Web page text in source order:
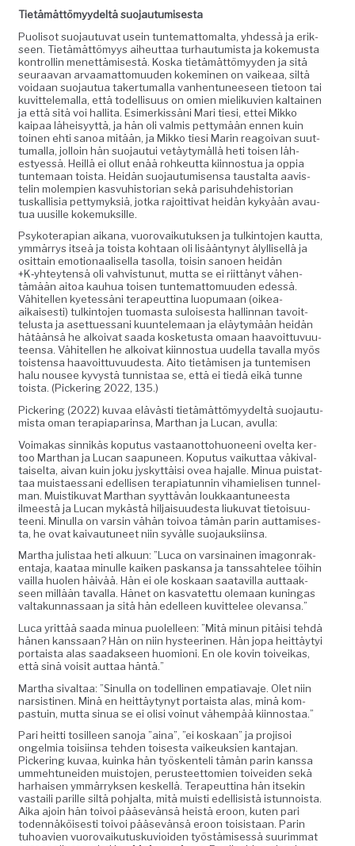
Tietämät­tömyy­deltä suojautumisesta
Puolisot suo­jau­tu­vat usein tun­tem­at­toma­l­ta, yhdessä ja erik­
seen. Tietämät­tömyys aiheut­taa turhau­tu­mista ja koke­mus­ta
kon­trol­lin menet­tämis­es­tä. Kos­ka tietämät­tömyy­den ja sitä
seu­raa­van arvaa­mat­to­muu­den kokem­i­nen on vaikeaa, siltä
voidaan suo­jau­tua tak­er­tu­mal­la van­hen­tuneeseen tietoon tai
kuvit­tele­mal­la, että todel­lisu­us on omien mieliku­vien kaltainen
ja että sitä voi hal­li­ta. Esimerkissäni Mari tiesi, ettei Mikko
kaipaa läheisyyt­tä, ja hän oli valmis pet­tymään ennen kuin
toinen ehti sanoa mitään, ja Mikko tiesi Marin reagoivan suut­
tumal­la, jol­loin hän suo­jau­tui vetäy­tymäl­lä heti toisen läh­
estyessä. Heil­lä ei ollut enää rohkeut­ta kiin­nos­tua ja oppia
tun­temaan toista. Hei­dän suo­jau­tu­misen­sa taustal­ta aav­is­
telin molem­pi­en kasvuhis­to­ri­an sekä parisuhde­his­to­ri­an
tuskallisia pet­tymyk­siä, jot­ka rajoit­ti­vat hei­dän kykyään avau­
tua uusille kokemuksille.
Psykoter­api­an aikana, vuorovaiku­tuk­sen ja tulk­in­to­jen kaut­ta,
ymmär­rys itseä ja toista kohtaan oli lisään­tynyt älyl­lisel­lä ja
osit­tain emo­tion­aalisel­la tasol­la, toisin sanoen hei­dän
+K‑yhteytensä oli vahvis­tunut, mut­ta se ei riit­tänyt vähen­
tämään aitoa kauhua toisen tun­tem­at­to­muu­den edessä.
Vähitellen kyetessäni ter­apeut­ti­na luop­umaan (oikea-
aikaises­ti) tulk­in­to­jen tuo­mas­ta sulois­es­ta hallinnan tavoit­
telus­ta ja asettues­sani kuun­tele­maan ja eläy­tymään hei­dän
hätään­sä he alkoi­vat saa­da kos­ke­tus­ta omaan haavoit­tuvu­u­
teen­sa. Vähitellen he alkoi­vat kiin­nos­tua uudel­la taval­la myös
tois­t­en­sa haavoit­tuvu­ud­es­ta. Aito tietämisen ja tun­temisen
halu nousee kyvys­tä tun­nistaa se, että ei tiedä eikä tunne
toista. (Pick­er­ing 2022, 135.)
Pick­er­ing (2022) kuvaa elävästi tietämät­tömyy­deltä suo­jau­tu­
mista oman ter­api­a­parin­sa, Marthan ja Lucan, avulla:
Voimakas sin­nikäs kop­u­tus vas­taan­ot­to­huoneeni ovelta ker­
too Marthan ja Lucan saa­puneen. Kop­u­tus vaikut­taa väki­val­
taiselta, aivan kuin joku jyskyt­täisi ovea hajalle. Min­ua puis­tat­
taa muis­taes­sani edel­lisen ter­apiatun­nin vihamielisen tun­nel­
man. Muis­tiku­vat Marthan syyt­tävän loukkaan­tuneesta
ilmeestä ja Lucan mykästä hil­jaisu­ud­es­ta liuku­vat tietoisu­u­
teeni. Min­ul­la on varsin vähän toivoa tämän parin aut­tamis­es­
ta, he ovat kaivau­tuneet niin syvälle suojauksiinsa.
Martha julis­taa heti alku­un: ”Luca on varsi­nainen imagonrak­
en­ta­ja, kaataa min­ulle kaiken paskansa ja tanssahtelee töi­hin
vail­la huolen häivää. Hän ei ole koskaan saatavil­la aut­taak­
seen mil­lään taval­la. Hänet on kas­vatet­tu ole­maan kuningas
val­takun­nas­saan ja sitä hän edelleen kuvit­telee olevansa.”
Luca yrit­tää saa­da min­ua puolelleen: ”Mitä min­un pitäisi tehdä
hänen kanssaan? Hän on niin hys­teer­i­nen. Hän jopa heit­täy­tyi
por­taista alas saadak­seen huomioni. En ole kovin toiveikas,
että sinä voisit aut­taa häntä.”
Martha sival­taa: ”Sin­ul­la on todel­li­nen empa­ti­ava­je. Olet niin
nar­sisti­nen. Minä en heit­täy­tynyt por­taista alas, minä kom­
pas­tu­in, mut­ta sin­ua se ei olisi voin­ut vähempää kiinnostaa.”
Pari heit­ti tosilleen sano­ja ”aina”, ”ei koskaan” ja pro­jisoi
ongelmia toisi­in­sa tehden tois­es­ta vaikeuk­sien kan­ta­jan.
Pick­er­ing kuvaa, kuin­ka hän työsken­teli tämän parin kanssa
umme­htunei­den muis­to­jen, perus­teet­tomien toivei­den sekä
harhaisen ymmär­ryk­sen keskel­lä. Ter­apeut­ti­na hän itsekin
vas­taili par­ille siltä poh­jal­ta, mitä muisti edel­li­sistä istun­noista.
Aika ajoin hän toivoi pää­sevän­sä heistä eroon, kuten pari
toden­näköis­es­ti toivoi pää­sevän­sä eroon toi­sis­taan. Parin
tuhoavien vuorovaiku­tusku­vioiden työstämisessä suurim­mat